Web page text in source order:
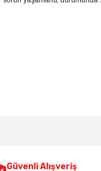
Güvenli Alışveriş